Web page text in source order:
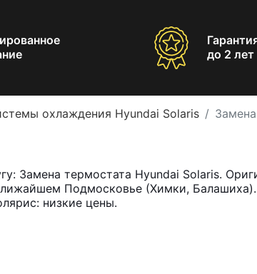
до 2 лет
охлаждения Hyundai Solaris
Замена термостата Hyundai Solaris.
Подмосковье (Химки,
низкие цены.